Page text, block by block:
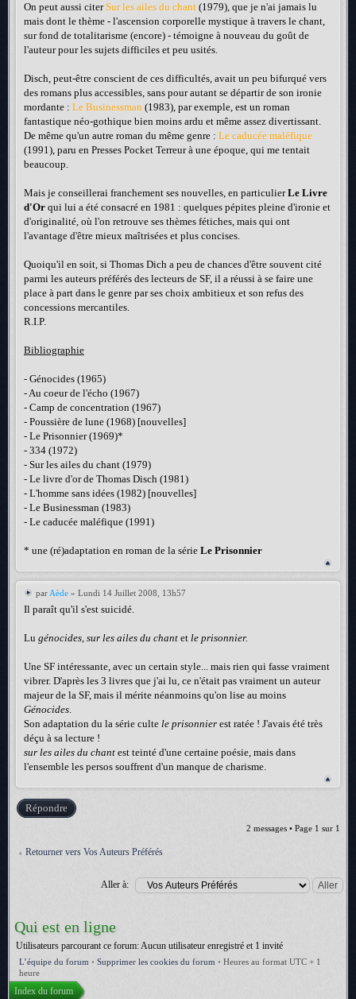
On peut aussi citerSur les ailes du chant (1979), que je n'ai jamais lu
mais dont le thème - l'ascension corporelle mystique à travers le chant,
sur fond de totalitarisme (encore) - témoigne à nouveau du goût de
l'auteur pour les sujets difficiles et peu usités.
Disch, peut-être conscient de ces difficultés, avait un peu bifurqué vers
des romans plus accessibles, sans pour autant se départir de son ironie
mordante : Le Businessman (1983), par exemple, est un roman
fantastique néo-gothique bien moins ardu et même assez divertissant.
De même qu'un autre roman du même genre : Le caducée maléfique
(1991), paru en Presses Pocket Terreur à une époque, qui me tentait
beaucoup.
Mais je conseillerai franchement ses nouvelles, en particulierLe Livre
d'Or qui lui a été consacré en 1981 : quelques pépites pleine d'ironie et
d'originalité, où l'on retrouve ses thèmes fétiches, mais qui ont
l'avantage d'être mieux maîtrisées et plus concises.
Quoiqu'il en soit, si Thomas Dich a peu de chances d'être souvent cité
parmi les auteurs préférés des lecteurs de SF, il a réussi à se faire une
place à part dans le genre par ses choix ambitieux et son refus des
concessions mercantiles.
R.I.P.
Bibliographie
- Génocides (1965)
- Au coeur de l'écho (1967)
- Camp de concentration (1967)
- Poussière de lune (1968) [nouvelles]
- Le Prisonnier (1969)*
- 334 (1972)
- Sur les ailes du chant (1979)
- Le livre d'or de Thomas Disch (1981)
- L'homme sans idées (1982) [nouvelles]
- Le Businessman (1983)
- Le caducée maléfique (1991)
* une (ré)adaptation en roman de la série Le Prisonnier
par Aède » Lundi 14 Juillet 2008, 13h57
Il paraît qu'il s'est suicidé.
Lu génocides, sur les ailes du chant et le prisonnier.
Une SF intéressante, avec un certain style... mais rien qui fasse vraiment
vibrer. D'après les 3 livres que j'ai lu, ce n'était pas vraiment un auteur
majeur de la SF, mais il mérite néanmoins qu'on lise au moins
Génocides.
Son adaptation du la série culte le prisonnier est ratée ! J'avais été très
déçu à sa lecture !
sur les ailes du chant est teinté d'une certaine poésie, mais dans
l'ensemble les persos souffrent d'un manque de charisme.
Répondre
2 messages • Page 1 sur 1
Retourner vers Vos Auteurs Préférés
Aller à:
Qui est en ligne
Utilisateurs parcourant ce forum: Aucun utilisateur enregistré et 1 invité
L’équipe du forum • Supprimer les cookies du forum • Heures au format UTC + 1
heure
Index du forum